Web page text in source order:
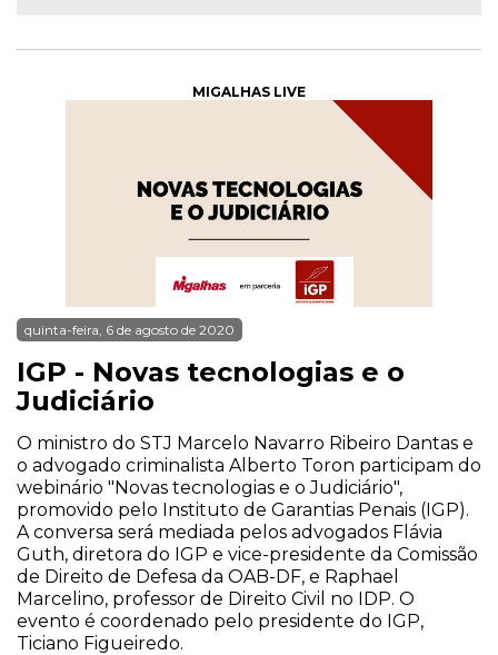
MIGALHAS LIVE
quinta-feira, 6 de agosto de 2020
IGP - Novas tecnologias e o
Judiciário
O ministro do STJ Marcelo Navarro Ribeiro Dantas e
o advogado criminalista Alberto Toron participam do
webinário "Novas tecnologias e o Judiciário",
promovido pelo Instituto de Garantias Penais (IGP).
A conversa será mediada pelos advogados Flávia
Guth, diretora do IGP e vice-presidente da Comissão
de Direito de Defesa da OAB-DF, e Raphael
Marcelino, professor de Direito Civil no IDP. O
evento é coordenado pelo presidente do IGP,
Ticiano Figueiredo.